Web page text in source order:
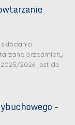
przedmioty
2026 jest do
–